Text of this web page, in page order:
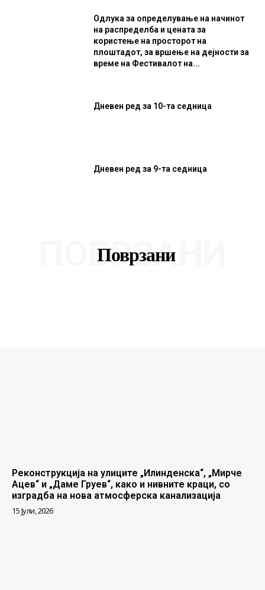
Одлука за определување на начинот
на распределба и цената за
користење на просторот на
плоштадот, за вршење на дејности за
време на Фестивалот на...
Дневен ред за 10-та седница
Дневен ред за 9-та седница
Поврзани
ПОВРЗАНИ
Реконструкција на улиците „Илинденска“, „Мирче
Ацев“ и „Даме Груев“, како и нивните краци, со
изградба на нова атмосферска канализација
15 Јули, 2026